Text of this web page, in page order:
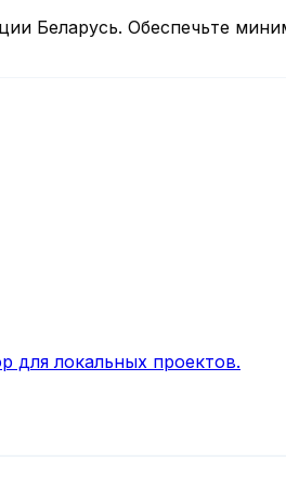
Беларусь. Обеспечьте
для локальных проектов.